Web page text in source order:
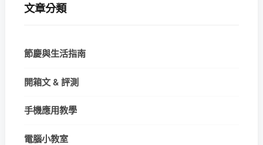
文章分類
節慶與生活指南
開箱文 & 評測
手機應用教學
電腦小教室